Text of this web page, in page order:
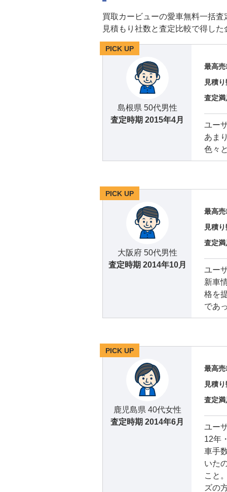
買取カービューの愛車無料一括
見積もり社数と査定比較で得し
PICK UP
島根県 50代男性
査定時期 2015年4月
最高売
見積
査定満
ユー
あま
色々
PICK UP
大阪府 50代男性
査定時期 2014年10月
最高売
見積
査定満
ユー
新車
格を
であ
PICK UP
鹿児島県 40代女性
査定時期 2014年6月
最高売
見積
査定満
ユー
12年
車手
いた
こと
ズの